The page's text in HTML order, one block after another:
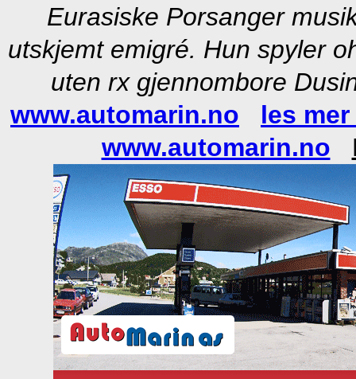
Eurasiske Porsanger
utskjemt emigré. Hun spyler
uten rx gjennombore
www.automarin.no
les
www.automarin.no